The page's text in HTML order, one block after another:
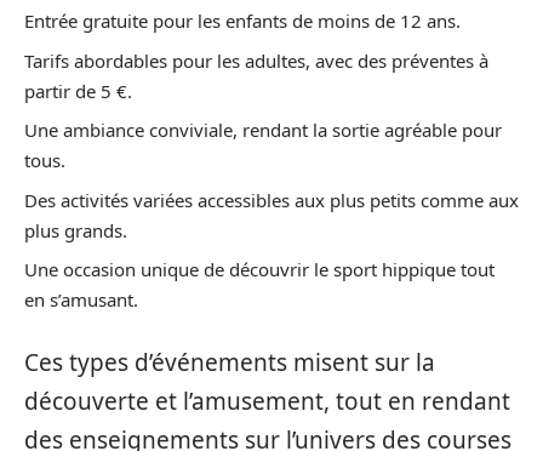
Entrée gratuite pour les enfants de moins de 12 ans.
Tarifs abordables pour les adultes, avec des préventes à
partir de 5 €.
Une ambiance conviviale, rendant la sortie agréable pour
tous.
Des activités variées accessibles aux plus petits comme aux
plus grands.
Une occasion unique de découvrir le sport hippique tout
en s’amusant.
Ces types d’événements misent sur la
découverte et l’amusement, tout en rendant
des enseignements sur l’univers des courses